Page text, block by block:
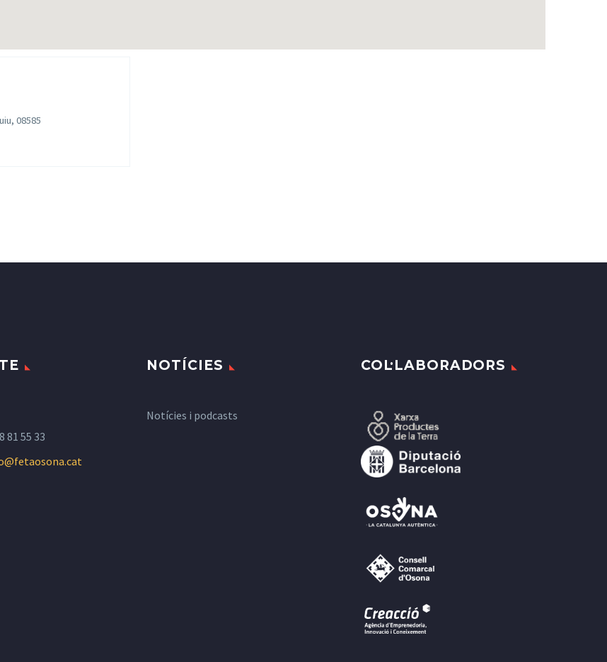
08585
81 55 33
NOTÍCIES
Notícies i podcasts
COL·LABORADORS